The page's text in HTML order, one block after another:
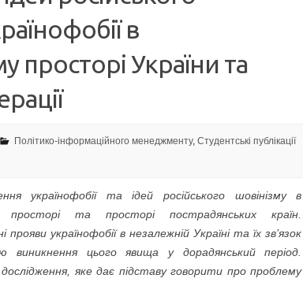
в
просторі України та
Політико-інформаційного менеджменту, Студентські публікації
українофобії та ідей російського шовінізму в
просторі та просторі пострадянських країн.
українофобії в незалежній Україні та їх зв’язок
виникнення цього явища у дорадянський період.
дослідження, яке дає підставу говорити про проблему